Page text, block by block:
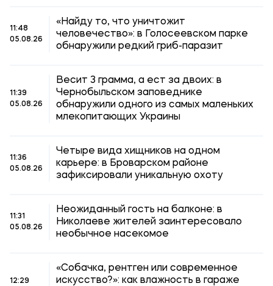
11:48
05.08.26
«Найду то, что уничтожит
человечество»: в Голосеевском парке
обнаружили редкий гриб-паразит
11:39
05.08.26
Весит 3 грамма, а ест за двоих: в
Чернобыльском заповеднике
обнаружили одного из самых маленьких
млекопитающих Украины
11:36
05.08.26
Четыре вида хищников на одном
карьере: в Броварском районе
зафиксировали уникальную охоту
11:31
05.08.26
Неожиданный гость на балконе: в
Николаеве жителей заинтересовало
необычное насекомое
12:29
«Собачка, рентген или современное
искусство?»: как влажность в гараже